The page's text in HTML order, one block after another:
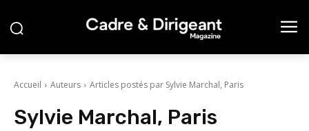
Accueil Auteurs Articles postés par Sylvie Marchal, Paris
Sylvie Marchal, Paris